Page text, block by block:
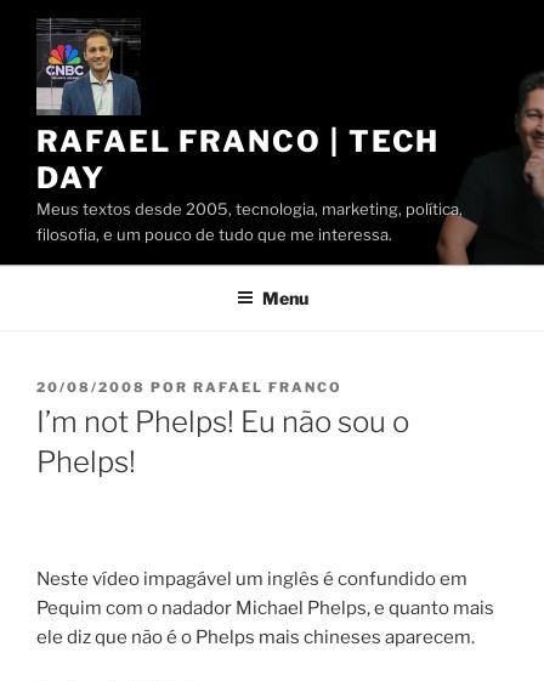
Pular
conteúdo
RAFAEL FRANCO | TECH
DAY
Meus textos desde 2005, tecnologia, marketing, política,
filosofia, e um pouco de tudo que me interessa.
Menu
PUBLICADO
EM
20/08/2008 POR RAFAEL FRANCO
I’m not Phelps! Eu não sou o
Phelps!
Neste vídeo impagável um inglês é confundido em
Pequim com o nadador Michael Phelps, e quanto mais
ele diz que não é o Phelps mais chineses aparecem.